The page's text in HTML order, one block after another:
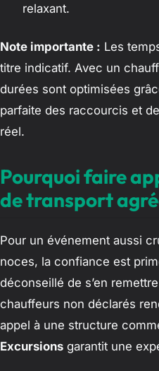
relaxant.
Note importante : Les
titre indicatif. Avec un
durées sont optimisées
parfaite des raccourcis et
réel.
Pourquoi faire
de transport
Pour un événement aussi
noces, la confiance est
déconseillé de s’en
chauffeurs non déclarés
appel à une structure
Excursions garantit une